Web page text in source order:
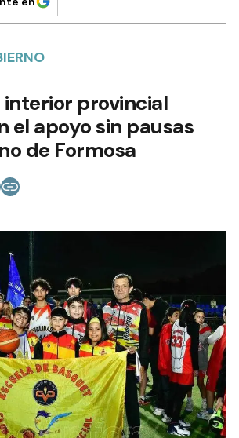
en
provincial
el apoyo sin pausas